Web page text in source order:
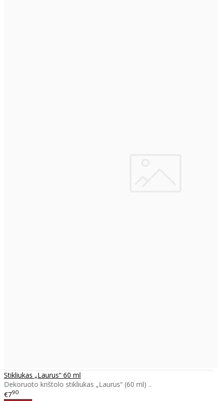
Stikliukas „Laurus“ 60 ml
Dekoruoto krištolo stikliukas „Laurus“ (60 ml) ..
€790